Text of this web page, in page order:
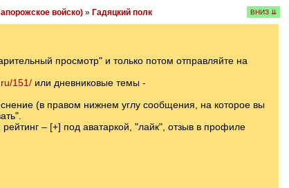
войско)» Гадяцкий полк ВНИЗ ⇊
просмотр" и только потом отправляйте на
151/или дневниковые темы -
(в правом нижнем углу сообщения, на которое вы
– [+] под аватаркой, "лайк", отзыв в профиле